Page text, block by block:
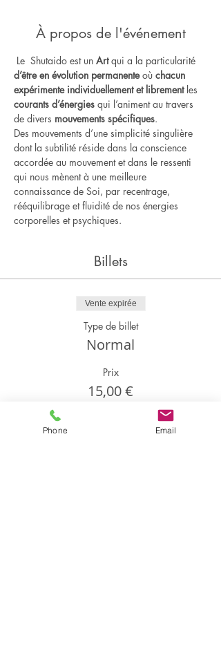
À propos de l'événement
Le  Shutaido est un Art qui a la particularité
d’être en évolution permanente où chacun
expérimente individuellement et librement les
courants d’énergies qui l’animent au travers
de divers mouvements spécifiques.
Des mouvements d’une simplicité singulière
dont la subtilité réside dans la conscience
accordée au mouvement et dans le ressenti
qui nous mènent à une meilleure
connaissance de Soi, par recentrage,
rééquilibrage et fluidité de nos énergies
corporelles et psychiques.
Billets
Vente expirée
Type de billet
Normal
Prix
15,00 €
Phone Email